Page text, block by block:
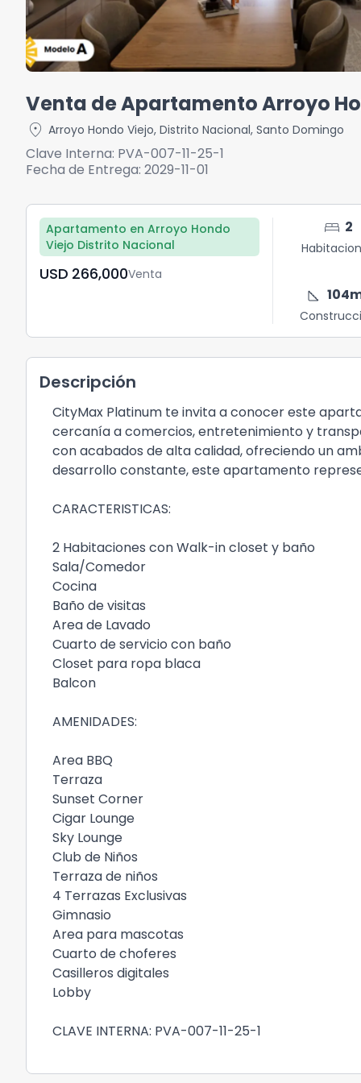
Venta de Apartamento Arroyo
location_on Arroyo Hondo Viejo, Distrito Nacional, Santo Domingo
Clave Interna: PVA-007-11-25-1
Fecha de Entrega: 2029-11-01
Apartamento en Arroyo Hondo
Viejo Distrito Nacional
USD	266,000Venta
bed 2
square_foot 104
Descripción
CityMax Platinum te invita a conocer este
cercanía a comercios, entretenimiento y
con acabados de alta calidad, ofreciendo un
desarrollo constante, este apartamento
CARACTERISTICAS:
2 Habitaciones con Walk-in closet y baño
Sala/Comedor
Cocina
Baño de visitas
Area de Lavado
Cuarto de servicio con baño
Closet para ropa blaca
Balcon
AMENIDADES:
Area BBQ
Terraza
Sunset Corner
Cigar Lounge
Sky Lounge
Club de Niños
Terraza de niños
4 Terrazas Exclusivas
Gimnasio
Area para mascotas
Cuarto de choferes
Casilleros digitales
Lobby
CLAVE INTERNA: PVA-007-11-25-1